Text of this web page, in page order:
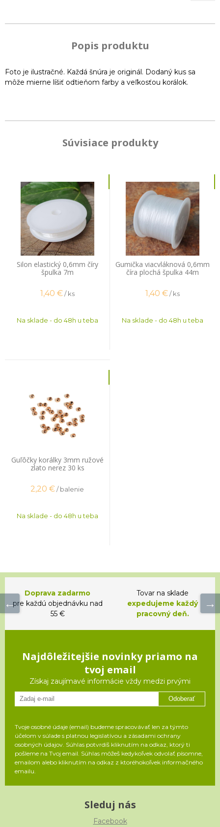
Popis produktu
Foto je ilustračné. Každá šnúra je originál. Dodaný kus sa
môže mierne líšiť odtieňom farby a veľkosťou korálok.
Súvisiace produkty
Silon elastický 0,6mm číry
špulka 7m
1,40 € / ks
Na sklade - do 48h u teba
Gumička viacvláknová 0,6mm
číra plochá špulka 44m
1,40 €/ ks
Na sklade - do 48h u teba
Guľôčky korálky 3mm ružové
zlato nerez 30 ks
2,20 €/ balenie
Na sklade - do 48h u teba
Doprava zadarmo
pre každú objednávku nad
55 €
Tovar na sklade
expedujeme každý
pracovný deň.
Najdôležitejšie novinky priamo na
tvoj email
Získaj zaujímavé informácie vždy medzi prvými
Odoberať
Tvoje osobné údaje (email) budeme spracovávať len za týmto
účelom v súlade s platnou legislatívou a zásadami ochrany
osobných údajov. Súhlas potvrdíš kliknutím na odkaz, ktorý ti
pošleme na Tvoj email. Súhlas môžeš kedykoľvek odvolať písomne,
emailom alebo kliknutím na odkaz z ktoréhokoľvek informačného
emailu.
Sleduj nás
Facebook